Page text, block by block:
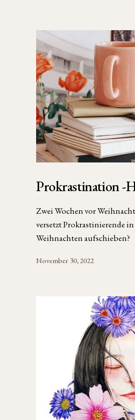
Prokrastination -
Zwei Wochen vor
versetzt Prokrastinierende
Weihnachten aufschieben?
November 30, 2022